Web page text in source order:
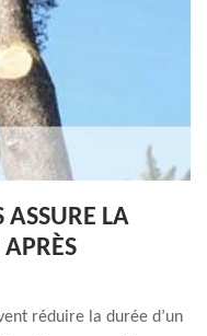
ASSURE LA
réduire la durée d’un